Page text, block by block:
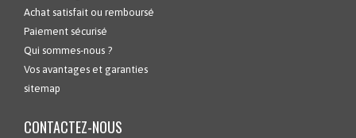
Achat satisfait ou remboursé
Paiement sécurisé
Qui sommes-nous ?
Vos avantages et garanties
sitemap
CONTACTEZ-NOUS